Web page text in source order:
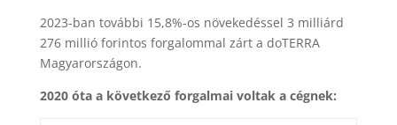
2023-ban további 15,8%-os növekedéssel 3 milliárd
276 millió forintos forgalommal zárt a doTERRA
Magyarországon.
2020 óta a következő forgalmai voltak a cégnek: